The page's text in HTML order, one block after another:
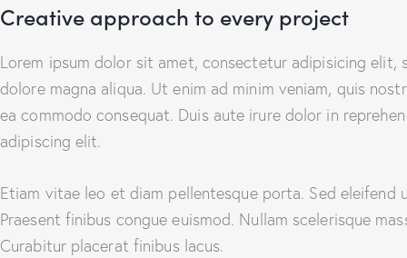
Creative approach to every project
Lorem ipsum dolor sit amet, consectetur adipisicing
dolore magna aliqua. Ut enim ad minim veniam, quis
ea commodo consequat. Duis aute irure dolor in
adipiscing elit.
Etiam vitae leo et diam pellentesque porta. Sed
Praesent finibus congue euismod. Nullam scelerisque
Curabitur placerat finibus lacus.